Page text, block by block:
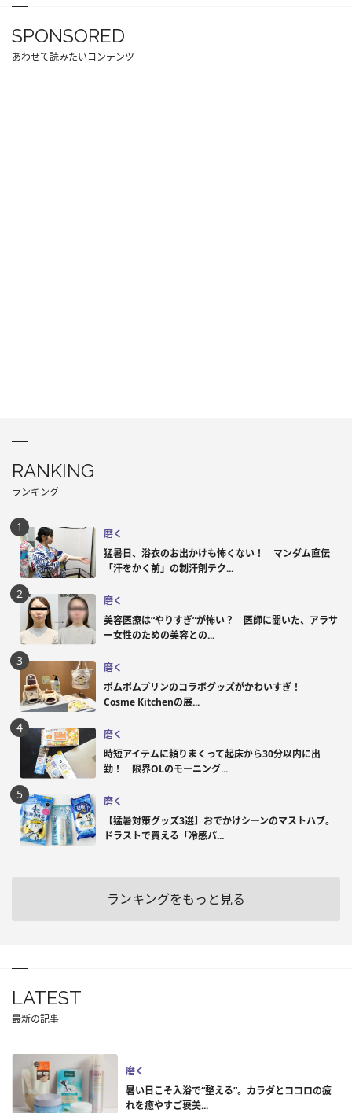
SPONSORED
あわせて読みたいコンテンツ
RANKING
ランキング
磨く
猛暑日、浴衣のお出かけも怖くない！ マンダム直伝
「汗をかく前」の制汗剤テク...
磨く
美容医療は“やりすぎ”が怖い？ 医師に聞いた、アラサ
ー女性のための美容との...
磨く
ポムポムプリンのコラボグッズがかわいすぎ！
Cosme Kitchenの展...
磨く
時短アイテムに頼りまくって起床から30分以内に出
勤！ 限界OLのモーニング...
磨く
【猛暑対策グッズ3選】おでかけシーンのマストハブ。
ドラストで買える「冷感パ...
ランキングをもっと見る
LATEST
最新の記事
磨く
暑い日こそ入浴で“整える”。カラダとココロの疲
れを癒やすご褒美...